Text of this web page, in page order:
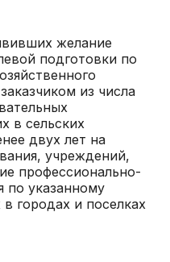
желание
подготовки по
из числа
в сельских
двух лет на
учреждений,
профессионально-
по указанному
городах и поселках